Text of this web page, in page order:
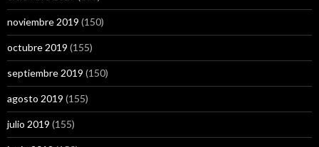
noviembre 2019 (150)
octubre 2019 (155)
septiembre 2019 (150)
agosto 2019 (155)
julio 2019 (155)